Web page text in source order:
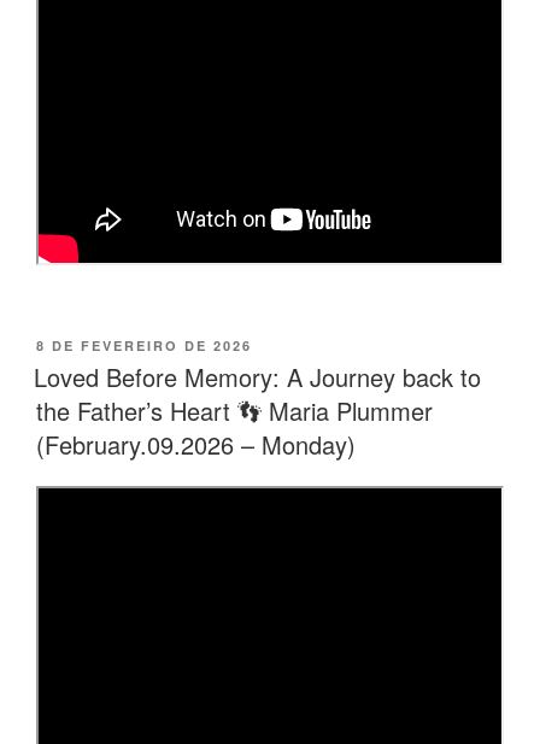
PUBLICADO
EM
8 DE FEVEREIRO DE 2026
Loved Before Memory: A Journey back to
the Father’s Heart 👣 Maria Plummer
(February.09.2026 – Monday)